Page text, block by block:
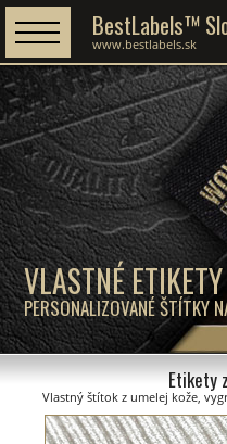
VLASTNÉ
PERSONALIZOVANÉ ŠTÍTKY
BestLabels™
www.bestlabels.sk
Etikety
Vlastný štítok z umelej kože,